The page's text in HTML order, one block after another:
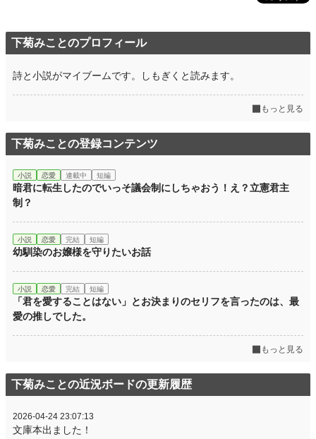
年間ポイント 1,224 pt (79,362 位)
下菊みことのプロフィール
詩と小説がマイブームです。しもぎくと読みます。
もっと見る
下菊みことの登録コンテンツ
小説 恋愛 連載中 短編
暗君に転生したのでいっそ議会制にしちゃおう！え？立憲君主
制？
小説 恋愛 完結 短編
幼馴染のお嬢様を守りたいお話
小説 恋愛 完結 短編
「君を愛することはない」とお決まりのセリフを言ったのは、最
愛の推しでした。
もっと見る
下菊みことの近況ボードの更新履歴
2026-04-24 23:07:13
文庫本出ました！